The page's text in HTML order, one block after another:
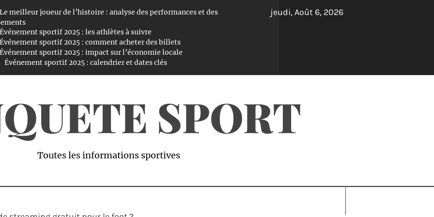
Le meilleur joueur de l’histoire : analyse des performances et des
Événement sportif 2025 : les athlètes à suivre
Événement sportif 2025 : comment acheter des billets
Événement sportif 2025 : impact sur l’économie locale
Événement sportif 2025 : calendrier et dates clés
jeudi, Août 6, 2026
SPORT
Toutes les informations sportives